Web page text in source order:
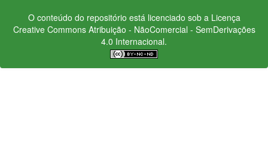
O conteúdo do repositório está licenciado sob a Licença
Creative CommonsAtribuição - NãoComercial - SemDerivações
4.0 Internacional.